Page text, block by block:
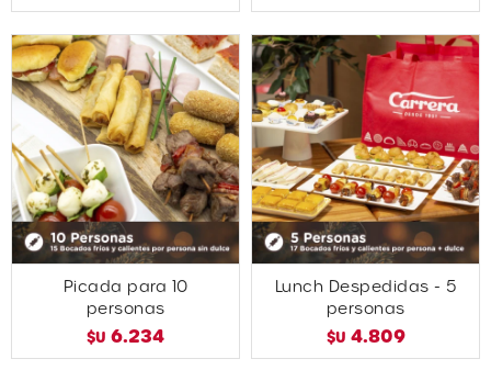
Picada para 10
personas
$U 6.234
Lunch Despedidas - 5
personas
$U 4.809